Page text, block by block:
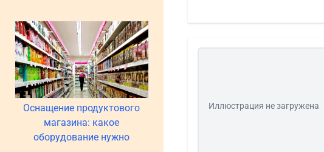
Оснащение продуктового
магазина: какое
оборудование нужно
Иллюстрация не загружена